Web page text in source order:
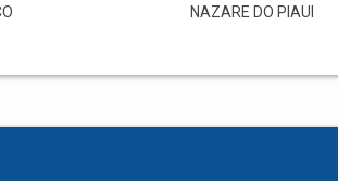
NAZARE DO PIAUI